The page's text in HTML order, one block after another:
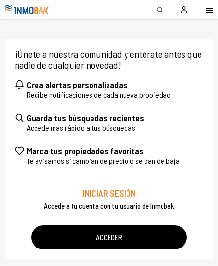
¡Únete a nuestra comunidad y entérate antes que
nadie de cualquier novedad!
Crea alertas personalizadas
Recibe notificaciones de cada nueva propiedad
Guarda tus búsquedas recientes
Accede más rápido a tus búsquedas
Marca tus propiedades favoritas
Te avisamos si cambian de precio o se dan de baja
INICIAR SESIÓN
Accede a tu cuenta con tu usuario de Inmobak
ACCEDER